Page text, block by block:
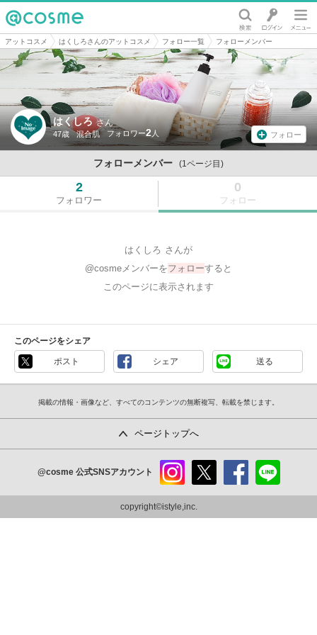
@cosme
アットコスメ はくしろさんのアットコスメ フォロー一覧 フォローメンバー
はくしろ さん
47歳 混合肌 2 フォロー
フォローメンバー (1ページ目)
2
フォロワー
0
フォロー
はくしろ さんが
@cosmeメンバーをフォローすると
このページに表示されます
このページをシェア
ポスト シェア 送る
掲載の情報・画像など、すべてのコンテンツの無断複写、転載を禁じます。
ページトップへ
@cosme 公式SNSアカウント
ram
copyright©istyle,inc.